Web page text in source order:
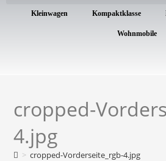
Kleinwagen Kompaktklasse
Wohnmobile
cropped-
4.jpg
> cropped-Vorderseite_rgb-4.jpg